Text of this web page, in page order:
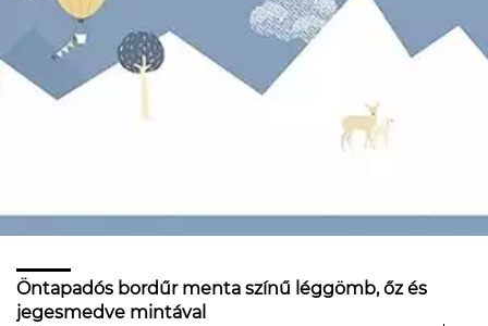
Öntapadós bordűr menta színű léggömb, őz és
jegesmedve mintával